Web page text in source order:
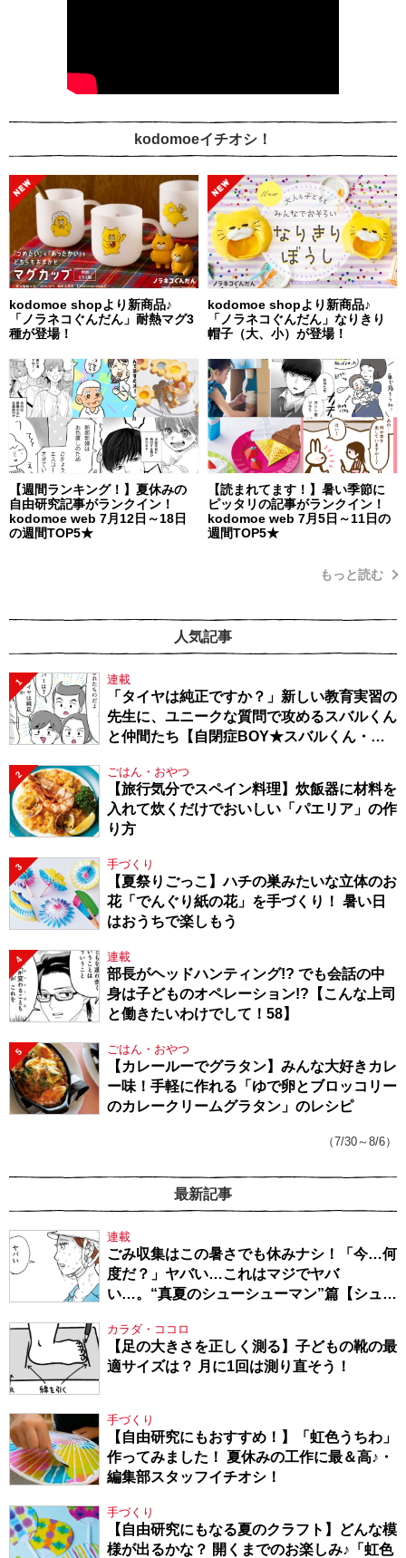
kodomoeイチオシ！
kodomoe shopより新商品♪
「ノラネコぐんだん」耐熱マグ3
種が登場！
kodomoe shopより新商品♪
「ノラネコぐんだん」なりきり
帽子（大、小）が登場！
【週間ランキング！】夏休みの
自由研究記事がランクイン！
kodomoe web 7月12日～18日
の週間TOP5★
【読まれてます！】暑い季節に
ピッタリの記事がランクイン！
kodomoe web 7月5日～11日の
週間TOP5★
もっと読む
人気記事
1 連載
「タイヤは純正ですか？」新しい教育実習の
先生に、ユニークな質問で攻めるスバルくん
と仲間たち【自閉症BOY★スバルくん・
2 ごはん・おやつ
【旅行気分でスペイン料理】炊飯器に材料を
入れて炊くだけでおいしい「パエリア」の作
り方
3 手づくり
【夏祭りごっこ】ハチの巣みたいな立体のお
花「でんぐり紙の花」を手づくり！ 暑い日
はおうちで楽しもう
4 連載
部長がヘッドハンティング!? でも会話の中
身は子どものオペレーション!?【こんな上司
と働きたいわけでして！58】
5 ごはん・おやつ
【カレールーでグラタン】みんな大好きカレ
ー味！手軽に作れる「ゆで卵とブロッコリー
のカレークリームグラタン」のレシピ
（7/30～8/6）
最新記事
連載
ごみ収集はこの暑さでも休みナシ！「今…何
度だ？」ヤバい…これはマジでヤバ
い…。“真夏のシューシューマン”篇【シュー
カラダ・ココロ
【足の大きさを正しく測る】子どもの靴の最
適サイズは？ 月に1回は測り直そう！
手づくり
【自由研究にもおすすめ！】「虹色うちわ」
作ってみました！ 夏休みの工作に最＆高♪・
編集部スタッフイチオシ！
手づくり
【自由研究にもなる夏のクラフト】どんな模
様が出るかな？ 開くまでのお楽しみ♪「虹色